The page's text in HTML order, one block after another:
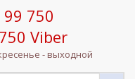
750
Viber
- выходной